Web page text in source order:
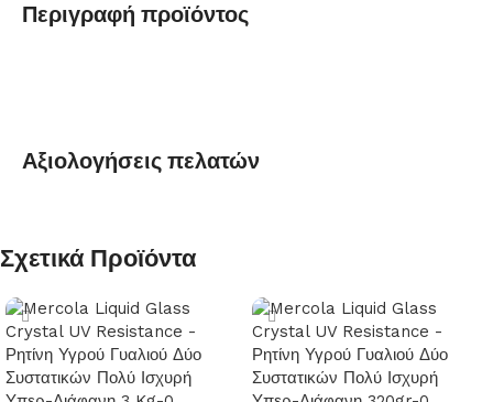
Περιγραφή προϊόντος
Αξιολογήσεις πελατών
Σχετικά Προϊόντα